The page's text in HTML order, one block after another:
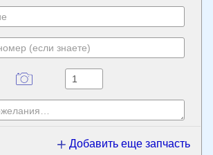
Добавить еще запчасть